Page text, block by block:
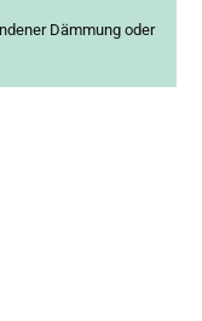
Dämmung oder